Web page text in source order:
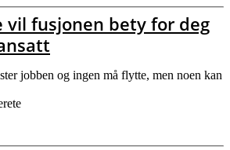
vil fusjonen bety for deg
jobben og ingen må flytte, men noen kan